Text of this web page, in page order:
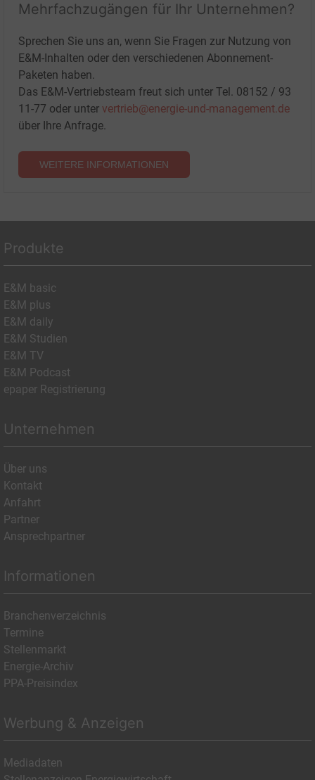
Mehrfachzugängen für Ihr Unternehmen?
Sprechen Sie uns an, wenn Sie Fragen zur Nutzung von
E&M-Inhalten oder den verschiedenen Abonnement-
Paketen haben.
Das E&M-Vertriebsteam freut sich unter Tel. 08152 / 93
11-77 oder unter vertrieb@energie-und-management.de
über Ihre Anfrage.
WEITERE INFORMATIONEN
Produkte
E&M basic
E&M plus
E&M daily
E&M Studien
E&M TV
E&M Podcast
epaper Registrierung
Unternehmen
Über uns
Kontakt
Anfahrt
Partner
Ansprechpartner
Informationen
Branchenverzeichnis
Termine
Stellenmarkt
Energie-Archiv
PPA-Preisindex
Werbung & Anzeigen
Mediadaten